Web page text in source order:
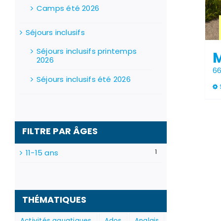
Camps été 2026
Séjours inclusifs
Séjours inclusifs printemps
2026
Séjours inclusifs été 2026
FILTRE PAR ÂGES
11-15 ans 1
THÉMATIQUES